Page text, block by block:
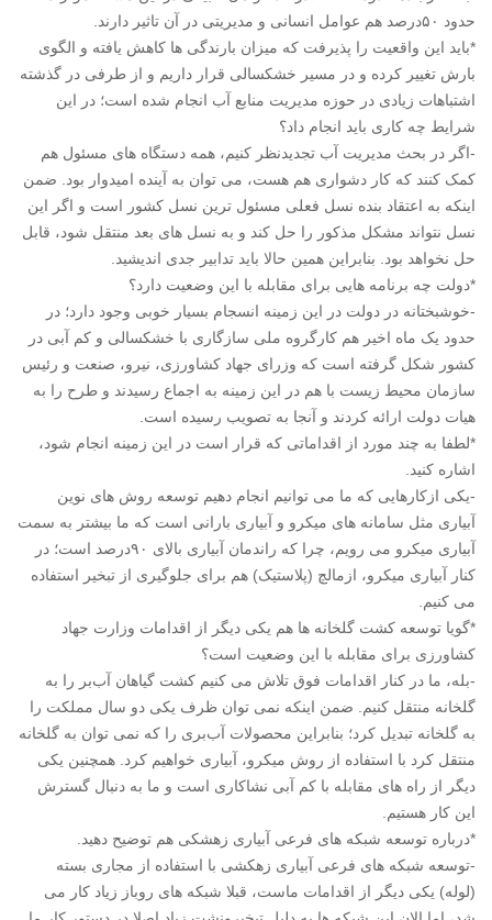
حدود ۵۰درصد هم عوامل انسانی و مدیریتی در آن تاثیر دارند.
*باید این واقعیت را پذیرفت که میزان بارندگی ها کاهش یافته و الگوی
بارش تغییر کرده و در مسیر خشکسالی قرار داریم و از طرفی در گذشته
اشتباهات زیادی در حوزه مدیریت منابع آب انجام شده است؛ در این
شرایط چه کاری باید انجام داد؟
-اگر در بحث مدیریت آب تجدیدنظر کنیم، همه دستگاه های مسئول هم
کمک کنند که کار دشواری هم هست، می توان به آینده امیدوار بود. ضمن
اینکه به اعتقاد بنده نسل فعلی مسئول ترین نسل کشور است و اگر این
نسل نتواند مشکل مذکور را حل کند و به نسل های بعد منتقل شود، قابل
حل نخواهد بود. بنابراین همین حالا باید تدابیر جدی اندیشید.
*دولت چه برنامه هایی برای مقابله با این وضعیت دارد؟
-خوشبختانه در دولت در این زمینه انسجام بسیار خوبی وجود دارد؛ در
حدود یک ماه اخیر هم کارگروه ملی سازگاری با خشکسالی و کم آبی در
کشور شکل گرفته است که وزرای جهاد کشاورزی، نیرو، صنعت و رئیس
سازمان محیط زیست با هم در این زمینه به اجماع رسیدند و طرح را به
هیات دولت ارائه کردند و آنجا به تصویب رسیده است.
*لطفا به چند مورد از اقداماتی که قرار است در این زمینه انجام شود،
اشاره کنید.
-یکی ازکارهایی که ما می توانیم انجام دهیم توسعه روش های نوین
آبیاری مثل سامانه های میکرو و آبیاری بارانی است که ما بیشتر به سمت
آبیاری میکرو می رویم، چرا که راندمان آبیاری بالای ۹۰درصد است؛ در
کنار آبیاری میکرو، ازمالچ (پلاستیک) هم برای جلوگیری از تبخیر استفاده
می کنیم.
*گویا توسعه کشت گلخانه ها هم یکی دیگر از اقدامات وزارت جهاد
کشاورزی برای مقابله با این وضعیت است؟
-بله، ما در کنار اقدامات فوق تلاش می کنیم کشت گیاهان آب‌بر را به
گلخانه منتقل کنیم. ضمن اینکه نمی توان ظرف یکی دو سال مملکت را
به گلخانه تبدیل کرد؛ بنابراین محصولات آب‌بری را که نمی توان به گلخانه
منتقل کرد با استفاده از روش میکرو، آبیاری خواهیم کرد. همچنین یکی
دیگر از راه های مقابله با کم آبی نشاکاری است و ما به دنبال گسترش
این کار هستیم.
*درباره توسعه شبکه های فرعی آبیاری زهشکی هم توضیح دهید.
-توسعه شبکه های فرعی آبیاری زهکشی با استفاده از مجاری بسته
(لوله) یکی دیگر از اقدامات ماست، قبلا شبکه های روباز زیاد کار می